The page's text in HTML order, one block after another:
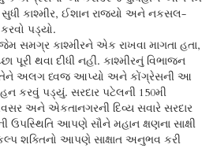
કાશ્મીર, ઈશાન રાજ્યો અને નકસલ-
પડ્યો.
સમગ્ર કાશ્મીરને એક રાખવા માગતા હતા,
થવા દીધી નહીં. કાશ્મીરનું વિભાજન
તેને અલગ ધ્વજ આપ્યો અને કોંગ્રેસની આ
કરવું પડ્યું. સરદાર પટેલની 150મી
અને એકતાનગરની દિવ્ય સવારે સરદાર
ઉપસ્થિતિ આપણે સૌને મહાન ક્ષણના સાક્ષી
શક્તિનો આપણે સાક્ષાત અનુભવ કરી